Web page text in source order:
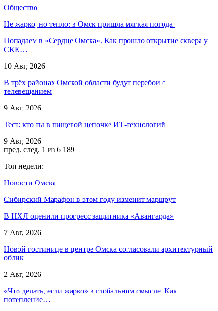
Общество
Не жарко, но тепло: в Омск пришла мягкая погода
Попадаем в «Сердце Омска». Как прошло открытие сквера у
СКК…
10 Авг, 2026
В трёх районах Омской области будут перебои с
телевещанием
9 Авг, 2026
Тест: кто ты в пищевой цепочке ИТ-технологий
9 Авг, 2026
пред. след. 1 из 6 189
Топ недели:
Новости Омска
Сибирский Марафон в этом году изменит маршрут
В НХЛ оценили прогресс защитника «Авангарда»
7 Авг, 2026
Новой гостинице в центре Омска согласовали архитектурный
облик
2 Авг, 2026
«Что делать, если жарко» в глобальном смысле. Как
потепление…